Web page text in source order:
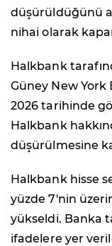
düşürüldüğünü
nihai olarak
Halkbank
Güney New York
2026 tarihinde
Halkbank
düşürülmesine
Halkbank hisse
yüzde 7'nin
yükseldi. Banka
ifadelere yer